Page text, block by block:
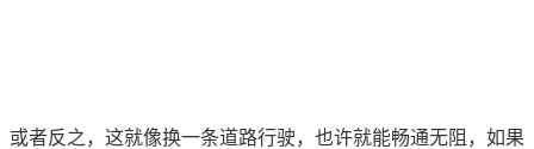
者反之，这就像换一条道路行驶，也许就能畅通无阻，如果